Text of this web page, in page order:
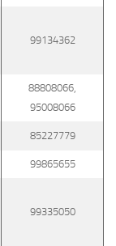
99134362
88808066,
95008066
85227779
99865655
99335050